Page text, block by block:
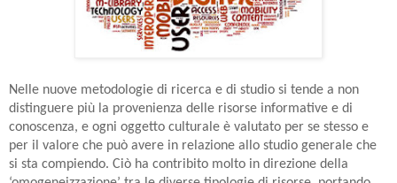
Nelle nuove metodologie di ricerca e di studio si tende a non
distinguere più la provenienza delle risorse informative e di
conoscenza, e ogni oggetto culturale è valutato per se stesso e
per il valore che può avere in relazione allo studio generale che
si sta compiendo. Ciò ha contribito molto in direzione della